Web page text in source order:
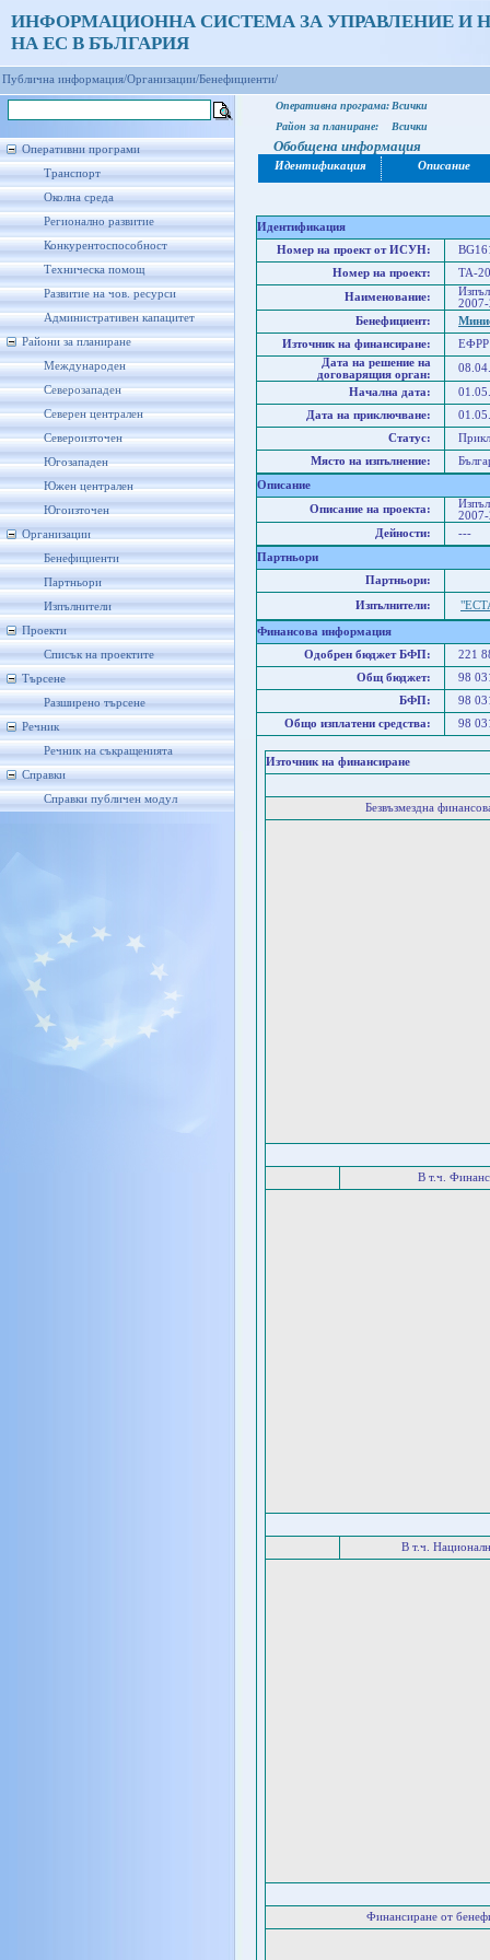
ИНФОРМАЦИОННА СИСТЕМА ЗА УПРАВЛЕНИЕ И
НА ЕС В БЪЛГАРИЯ
Публична информация/Организации/Бенефициенти/
Оперативни програми
Транспорт
Околна среда
Регионално развитие
Конкурентоспособност
Техническа помощ
Развитие на чов. ресурси
Административен капацитет
Райони за планиране
Международен
Северозападен
Северен централен
Североизточен
Югозападен
Южен централен
Югоизточен
Организации
Бенефициенти
Партньори
Изпълнители
Проекти
Списък на проектите
Търсене
Разширено търсене
Речник
Речник на съкращенията
Справки
Справки публичен модул
Оперативна програма: Всички
Район за планиране:
Всички
Обобщена информация
Идентификация Описание
Идентификация
Номер на проект от ИСУН:
Номер на проект:
TA-
Наименование:
2007-
Бенефициент:
Източник на финансиране:
Дата на решение на
договарящия орган:
Начална дата:
Дата на приключване:
Статус:
Място на изпълнение:
Описание
Описание на проекта:
2007-
Дейности:
---
Партньори
Партньори:
Изпълнители:
Финансова информация
Одобрен бюджет БФП:
221
Общ бюджет:
98
БФП:
98
Общо изплатени средства:
98
Източник на финансиране
Безвъзмездна
В т.ч.
В т.ч.
Финансиране от